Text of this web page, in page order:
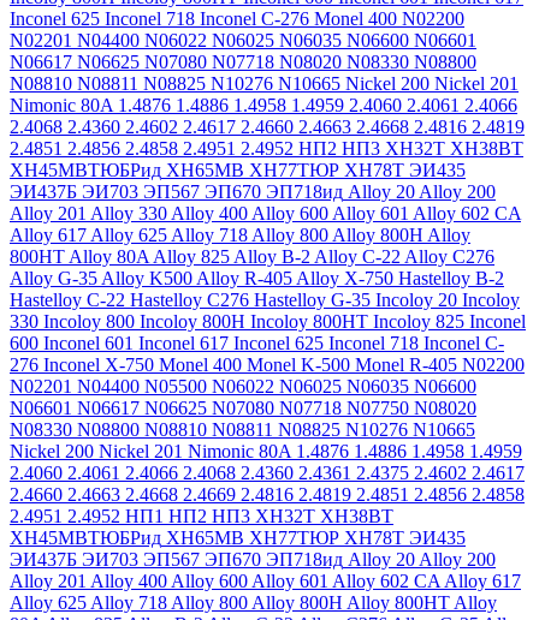
Inconel 625 Inconel 718 Inconel C-276 Monel 400 N02200
N02201 N04400 N06022 N06025 N06035 N06600 N06601
N06617 N06625 N07080 N07718 N08020 N08330 N08800
N08810 N08811 N08825 N10276 N10665 Nickel 200 Nickel 201
Nimonic 80A 1.4876 1.4886 1.4958 1.4959 2.4060 2.4061 2.4066
2.4068 2.4360 2.4602 2.4617 2.4660 2.4663 2.4668 2.4816 2.4819
2.4851 2.4856 2.4858 2.4951 2.4952 НП2 НП3 ХН32Т ХН38ВТ
ХН45МВТЮБРид ХН65МВ ХН77ТЮР ХН78Т ЭИ435
ЭИ437Б ЭИ703 ЭП567 ЭП670 ЭП718ид Alloy 20 Alloy 200
Alloy 201 Alloy 330 Alloy 400 Alloy 600 Alloy 601 Alloy 602 CA
Alloy 617 Alloy 625 Alloy 718 Alloy 800 Alloy 800H Alloy
800HT Alloy 80A Alloy 825 Alloy B-2 Alloy C-22 Alloy C276
Alloy G-35 Alloy K500 Alloy R-405 Alloy X-750 Hastelloy B-2
Hastelloy C-22 Hastelloy C276 Hastelloy G-35 Incoloy 20 Incoloy
330 Incoloy 800 Incoloy 800H Incoloy 800HT Incoloy 825 Inconel
600 Inconel 601 Inconel 617 Inconel 625 Inconel 718 Inconel C-
276 Inconel X-750 Monel 400 Monel K-500 Monel R-405 N02200
N02201 N04400 N05500 N06022 N06025 N06035 N06600
N06601 N06617 N06625 N07080 N07718 N07750 N08020
N08330 N08800 N08810 N08811 N08825 N10276 N10665
Nickel 200 Nickel 201 Nimonic 80A 1.4876 1.4886 1.4958 1.4959
2.4060 2.4061 2.4066 2.4068 2.4360 2.4361 2.4375 2.4602 2.4617
2.4660 2.4663 2.4668 2.4669 2.4816 2.4819 2.4851 2.4856 2.4858
2.4951 2.4952 НП1 НП2 НП3 ХН32Т ХН38ВТ
ХН45МВТЮБРид ХН65МВ ХН77ТЮР ХН78Т ЭИ435
ЭИ437Б ЭИ703 ЭП567 ЭП670 ЭП718ид Alloy 20 Alloy 200
Alloy 201 Alloy 400 Alloy 600 Alloy 601 Alloy 602 CA Alloy 617
Alloy 625 Alloy 718 Alloy 800 Alloy 800H Alloy 800HT Alloy